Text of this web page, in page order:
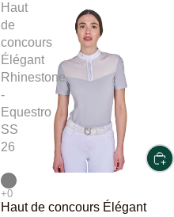
Haut
de
concours
Élégant
Rhinestone
-
Equestro
SS
26
Haut de concours Élégant